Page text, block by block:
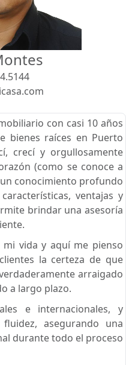
Menor Precio Primero
con casi 10 años
bienes raíces en Puerto
crecí y orgullosamente
(como se conoce a
conocimiento profundo
ventajas y
brindar una asesoría
vida y aquí me pienso
la certeza de que
arraigado
a largo plazo.
e internacionales, y
asegurando una
durante todo el proceso